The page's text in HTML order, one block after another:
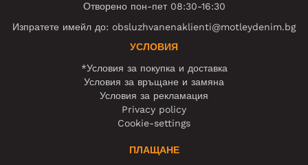
Отворено пон-пет 08:30-16:30
Изпратете имейл до: obsluzhvanenaklienti@motleydenim.bg
УСЛОВИЯ
*Условия за покупка и доставка
Условия за връщане и замяна
Условия за рекламация
Privacy policy
Cookie-settings
ПЛАЩАНЕ